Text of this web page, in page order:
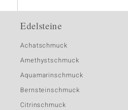
Edelsteine
Achatschmuck
Amethystschmuck
Aquamarinschmuck
Bernsteinschmuck
Citrinschmuck